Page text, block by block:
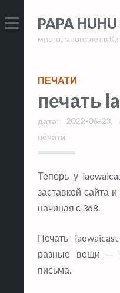
to
PRIMARY
to
PAPA
много, много лет в
ПЕЧАТИ
печать
дата: 2022-06-23,
печати
Теперь у laowaicast есть печать, она же будет
заставкой сайта
начиная с 368.
Печать
разные вещи —
письма.